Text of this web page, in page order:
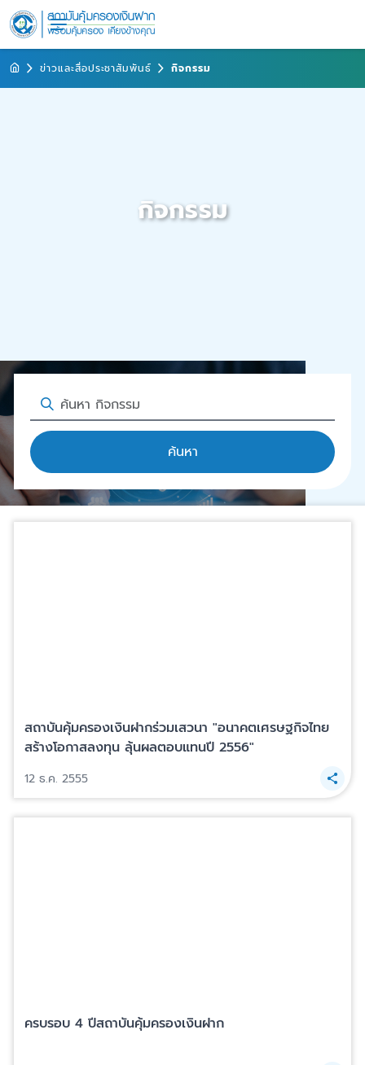
ข่าวและสื่อประชาสัมพันธ์ กิจกรรม
กิจกรรม
ค้นหา
สถาบันคุ้มครองเงินฝากร่วมเสวนา "อนาคตเศรษฐกิจไทย
สร้างโอกาสลงทุน ลุ้นผลตอบแทนปี 2556"
12 ธ.ค. 2555
ครบรอบ 4 ปีสถาบันคุ้มครองเงินฝาก